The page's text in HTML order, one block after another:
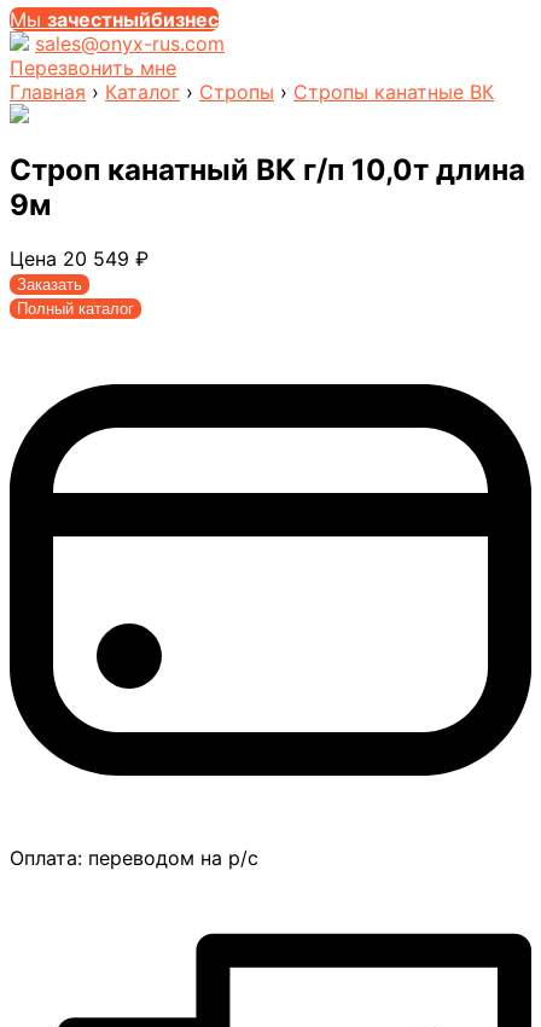
Мы зачестныйбизнес
sales@onyx-rus.com
Перезвонить мне
Главная › Каталог › Стропы › Стропы канатные ВК
Строп канатный ВК г/п 10,0т длина
9м
Цена 20 549 ₽
Заказать
Полный каталог
Оплата: переводом на р/с